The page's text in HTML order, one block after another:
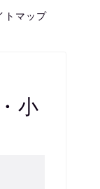
トマップ
小